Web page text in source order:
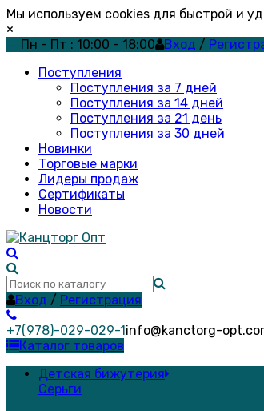
Мы используем cookies для быстрой и
×
Пн - Пт : 10:00 - 18:00
Вход /
Поступления
Поступления за 7 дней
Поступления за 14 дней
Поступления за 21 день
Поступления за 30 дней
Новинки
Торговые марки
Лидеры продаж
Сертификаты
Новости
Вход / Регистрация
+7(978)-029-029-1info@kanctorg-
Каталог товаров
Детская бижутерия
Серьги